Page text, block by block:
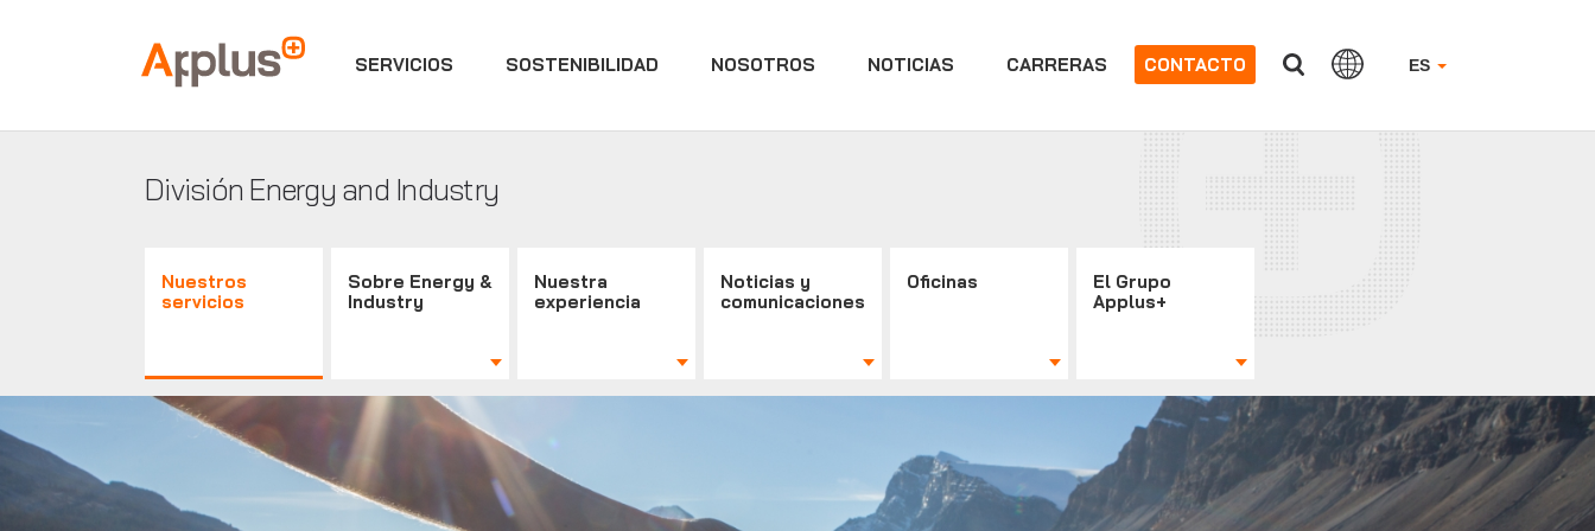
Applus+ ES
SERVICIOS SOSTENIBILIDAD NOSOTROS NOTICIAS CARRERAS CONTACTO
División Energy and Industry
Nuestros
servicios
Sobre Energy &
Industry
Nuestra
experiencia
Noticias y
comunicaciones
Oficinas
El Grupo
Applus+